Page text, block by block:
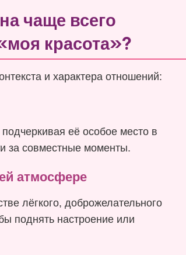
чаще всего
красота»?
и характера отношений:
её особое место в
за совместные моменты.
атмосфере
лёгкого, доброжелательного
поднять настроение или